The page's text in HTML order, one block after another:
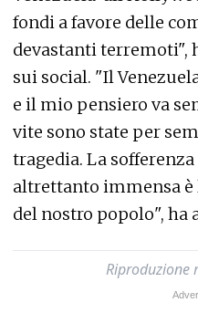
fondi a favore delle
devastanti terremoti",
sui social. "Il
e il mio pensiero va
vite sono state per
tragedia. La
altrettanto immensa è
del nostro popolo", ha
Riproduzione